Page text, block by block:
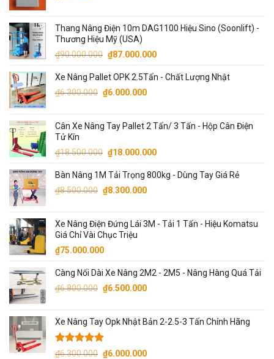
Thang Nâng Điện 10m DAG1100 Hiệu Sino (Soonlift) -
Thương Hiệu Mỹ (USA)
₫90.000.000 Giá
là:
₫90.000.000.
₫87.000.000Giá
tại
Xe Nâng Pallet OPK 2.5Tấn - Chất Lượng Nhật
₫6.300.000 Giá
₫6.300.000.
₫6.000.000Giá
là:
Cân Xe Nâng Tay Pallet 2 Tấn/ 3 Tấn - Hộp Cân Điện
Tử Kín
₫18.500.000 Giá
là:
₫18.500.000.
₫18.000.000Giá
tại
Bàn Nâng 1M Tải Trọng 800kg - Dùng Tay Giá Rẻ
₫8.500.000 Giá
₫8.500.000.
₫8.300.000Giá
là:
Xe Nâng Điện Đứng Lái 3M - Tải 1 Tấn - Hiệu Komatsu
Giá Chỉ Vài Chục Triệu
₫75.000.000
Càng Nối Dài Xe Nâng 2M2 - 2M5 - Nâng Hàng Quá Tải
₫6.800.000 Giá
₫6.800.000.
₫6.500.000Giá
là:
Xe Nâng Tay Opk Nhật Bản 2-2.5-3 Tấn Chính Hãng
Được xếp
₫6.300.000 Giá
₫6.000.000Giá